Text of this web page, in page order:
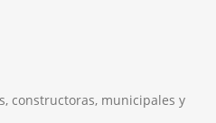
constructoras, municipales y